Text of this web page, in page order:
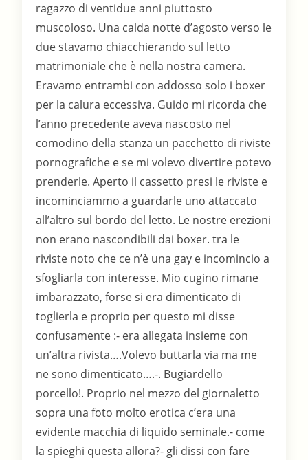
ragazzo di ventidue anni piuttosto
muscoloso. Una calda notte d’agosto verso le
due stavamo chiacchierando sul letto
matrimoniale che è nella nostra camera.
Eravamo entrambi con addosso solo i boxer
per la calura eccessiva. Guido mi ricorda che
l’anno precedente aveva nascosto nel
comodino della stanza un pacchetto di riviste
pornografiche e se mi volevo divertire potevo
prenderle. Aperto il cassetto presi le riviste e
incominciammo a guardarle uno attaccato
all’altro sul bordo del letto. Le nostre erezioni
non erano nascondibili dai boxer. tra le
riviste noto che ce n’è una gay e incomincio a
sfogliarla con interesse. Mio cugino rimane
imbarazzato, forse si era dimenticato di
toglierla e proprio per questo mi disse
confusamente :- era allegata insieme con
un’altra rivista….Volevo buttarla via ma me
ne sono dimenticato….-. Bugiardello
porcello!. Proprio nel mezzo del giornaletto
sopra una foto molto erotica c’era una
evidente macchia di liquido seminale.- come
la spieghi questa allora?- gli dissi con fare